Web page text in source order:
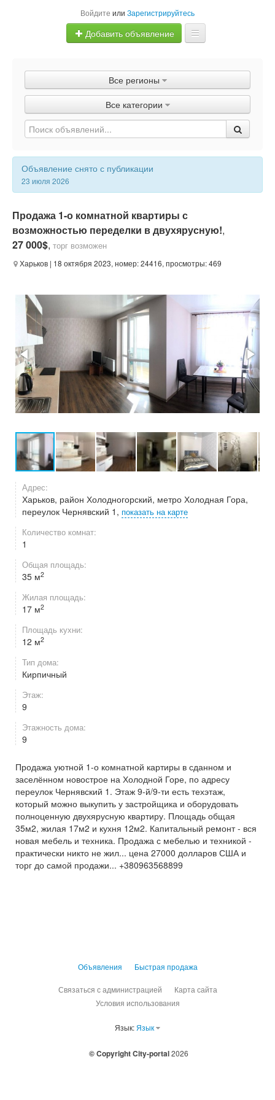
Войдите или Зарегистрируйтесь
Добавить объявление
Объявления
Быстрая продажа
Все регионы
Все категории
Объявление снято с публикации
23 июля 2026
Продажа 1-о комнатной квартиры с
возможностью переделки в двухярусную!,
27 000$, торг возможен
Харьков | 18 октября 2023, номер: 24416, просмотры: 469
Адрес:
Харьков, район Холодногорский, метро Холодная Гора,
переулок Чернявский 1, показать на карте
Количество комнат:
1
Общая площадь:
35 м2
Жилая площадь:
17 м2
Площадь кухни:
12 м2
Тип дома:
Кирпичный
Этаж:
9
Этажность дома:
9
Продажа уютной 1-о комнатной картиры в сданном и
заселённом новострое на Холодной Горе, по адресу
переулок Чернявский 1. Этаж 9-й/9-ти есть техэтаж,
который можно выкупить у застройщика и оборудовать
полноценную двухярусную квартиру. Площадь общая
35м2, жилая 17м2 и кухня 12м2. Капитальный ремонт - вся
новая мебель и техника. Продажа с мебелью и техникой -
практически никто не жил... цена 27000 долларов США и
торг до самой продажи... +380963568899
Объявления Быстрая продажа
Связаться с администрацией
Карта сайта
Условия использования
Язык: Язык
© Copyright City-portal2026